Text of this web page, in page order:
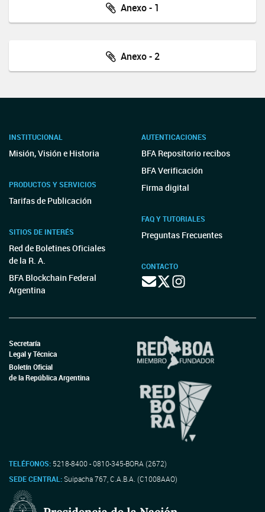
Anexo - 1
Anexo - 2
INSTITUCIONAL
Misión, Visión e Historia
PRODUCTOS Y SERVICIOS
Tarifas de Publicación
SITIOS DE INTERÉS
Red de Boletines Oficiales
de la R. A.
BFA Blockchain Federal
Argentina
AUTENTICACIONES
BFA Repositorio recibos
BFA Verificación
Firma digital
FAQ Y TUTORIALES
Preguntas Frecuentes
CONTACTO
Secretaría
Legal y Técnica
Boletín Oficial
de la República Argentina
TELÉFONOS: 5218-8400 - 0810-345-BORA (2672)
SEDE CENTRAL:Suipacha 767, C.A.B.A. (C1008AAO)